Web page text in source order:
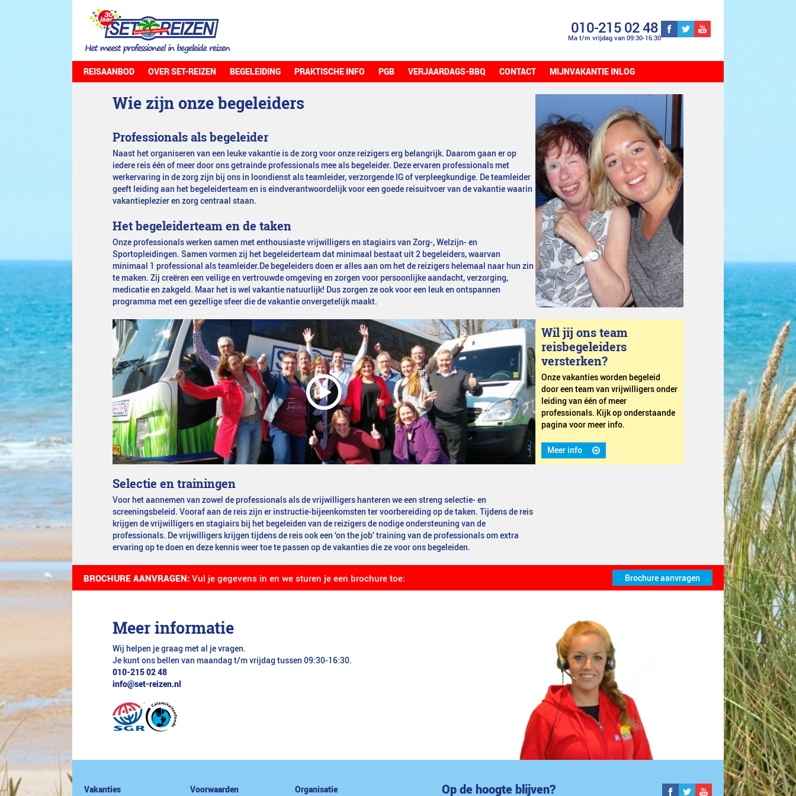
010-215 02 48
Ma t/m vrijdag van 09:30-16:30
REISAANBOD OVER SET-REIZEN BEGELEIDING PRAKTISCHE INFO PGB VERJAARDAGS-BBQ CONTACT MIJNVAKANTIE INLOG
Wie zijn onze begeleiders
Professionals als begeleider
Naast het organiseren van een leuke vakantie is de zorg voor onze reizigers erg belangrijk. Daarom gaan er op
iedere reis één of meer door ons getrainde professionals mee als begeleider. Deze ervaren professionals met
werkervaring in de zorg zijn bij ons in loondienst als teamleider, verzorgende IG of verpleegkundige. De teamleider
geeft leiding aan het begeleiderteam en is eindverantwoordelijk voor een goede reisuitvoer van de vakantie waarin
vakantieplezier en zorg centraal staan.
Het begeleiderteam en de taken
Onze professionals werken samen met enthousiaste vrijwilligers en stagiairs van Zorg-, Welzijn- en
Sportopleidingen. Samen vormen zij het begeleiderteam dat minimaal bestaat uit 2 begeleiders, waarvan
minimaal 1 professional als teamleider.De begeleiders doen er alles aan om het de reizigers helemaal naar hun zin
te maken. Zij creëren een veilige en vertrouwde omgeving en zorgen voor persoonlijke aandacht, verzorging,
medicatie en zakgeld. Maar het is wel vakantie natuurlijk! Dus zorgen ze ook voor een leuk en ontspannen
programma met een gezellige sfeer die de vakantie onvergetelijk maakt.
Wil jij ons team
reisbegeleiders
versterken?
Onze vakanties worden begeleid
door een team van vrijwilligers onder
leiding van één of meer
professionals. Kijk op onderstaande
pagina voor meer info.
Meer info
Selectie en trainingen
Voor het aannemen van zowel de professionals als de vrijwilligers hanteren we een streng selectie- en
screeningsbeleid. Vooraf aan de reis zijn er instructie-bijeenkomsten ter voorbereiding op de taken. Tijdens de reis
krijgen de vrijwilligers en stagiairs bij het begeleiden van de reizigers de nodige ondersteuning van de
professionals. De vrijwilligers krijgen tijdens de reis ook een ‘on the job’ training van de professionals om extra
ervaring op te doen en deze kennis weer toe te passen op de vakanties die ze voor ons begeleiden.
BROCHURE AANVRAGEN: Vul je gegevens in en we sturen je een brochure toe:
Meer informatie
Wij helpen je graag met al je vragen.
Je kunt ons bellen van maandag t/m vrijdag tussen 09:30-16:30.
010-215 02 48
info@set-reizen.nl
Vakanties Voorwaarden Organisatie Op de hoogte blijven?